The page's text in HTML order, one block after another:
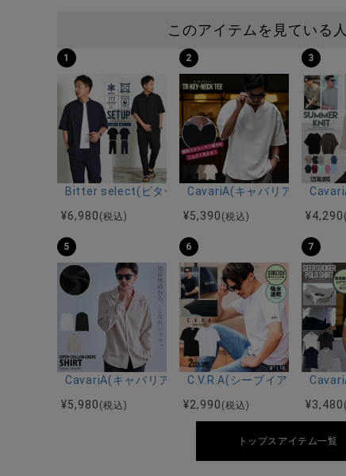
このアイテムを見ている
1
Bitter select(ビターセレクト)接触冷感スーパース
¥6,980 (税込)
2
CavariA(キャバリア)キーネ
¥5,390 (税込)
3
¥4,290
5
CavariA(キャバリア)オープンカラー楊柳シャツ/全3
¥5,980 (税込)
6
C.V.R.A(シーブイアールエー
¥2,990 (税込)
7
¥3,480
トップスアイテム一覧